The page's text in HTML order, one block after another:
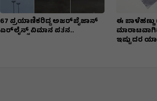
67 ಪ್ರಯಾಣಿಕರಿದ್ದ ಅಜರ್‌ಬೈಜಾನ್
ಏರ್‌ಲೈನ್ಸ್ ವಿಮಾನ ಪತನ..
ಈ
ಇಷ್ಟು ದರ